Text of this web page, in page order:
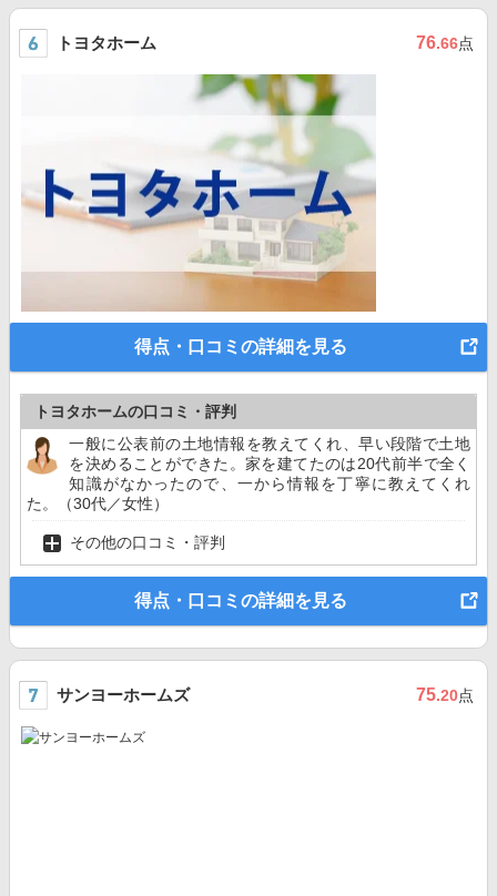
トヨタホーム 76.66点
得点・口コミの詳細を見る
トヨタホームの口コミ・評判
一般に公表前の土地情報を教えてくれ、早い段階で土地
を決めることができた。家を建てたのは20代前半で全く
知識がなかったので、一から情報を丁寧に教えてくれ
た。（30代／女性）
その他の口コミ・評判
得点・口コミの詳細を見る
サンヨーホームズ 75.20点